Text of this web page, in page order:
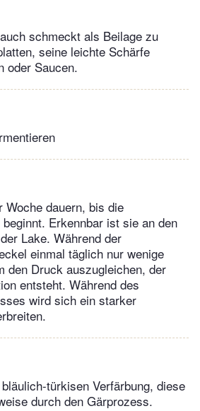
schmeckt als Beilage zu
seine leichte Schärfe
oder Saucen.
Woche dauern, bis die
Erkennbar ist sie an den
Lake. Während der
einmal täglich nur wenige
den Druck auszugleichen, der
entsteht. Während des
wird sich ein starker
türkisen Verfärbung, diese
durch den Gärprozess.